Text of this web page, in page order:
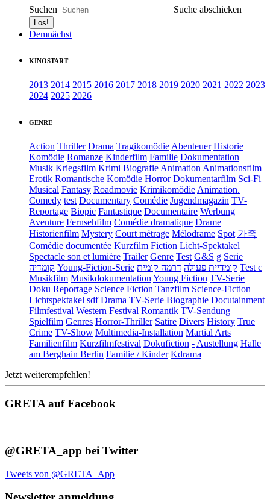
Suchen Suche abschicken
Demnächst
KINOSTART
2013 2014 2015 2016 2017 2018 2019 2020 2021 2022 2023
2024 2025 2026
GENRE
Action Thriller Drama Tragikomödie Abenteuer Historie
Komödie Romanze Kinderfilm Familie Dokumentation
Musik Kriegsfilm Krimi Biografie Animation Animationsfilm
Erotik Romantische Komödie Horror Dokumentarfilm Sci-Fi
Musical Fantasy Roadmovie Krimikomödie Animation.
Comedy test Documentary Comédie Jugendmagazin TV-
Reportage Biopic Fantastique Documentaire Werbung
Aventure Fernsehfilm Comédie dramatique Drame
Historienfilm Mystery Court métrage Mélodrame Spot 가족
Comédie documentée Kurzfilm Fiction Licht-Spektakel
Spectacle son et lumière Trailer Genre Test G&S g Serie
קומדיה Young-Fiction-Serie קומדיית פעולה דרמה קומית
Test c
Musikfilm Musikdokumentation Young Fiction TV-Serie
Doku Reportage Science Fiction Tanzfilm Science-Fiction
Lichtspektakel sdf Drama TV-Serie Biographie Docutainment
Filmfestival Western Festival Romantik TV-Sendung
Spielfilm Genres Horror-Thriller Satire Divers History True
Crime TV-Show Multimedia-Installation Martial Arts
Familienfilm Kurzfilmfestival Dokufiction - Austellung Halle
am Berghain Berlin Familie / Kinder Kdrama
Jetzt weiterempfehlen!
GRETA auf Facebook
@GRETA_app bei Twitter
Tweets von @GRETA_App